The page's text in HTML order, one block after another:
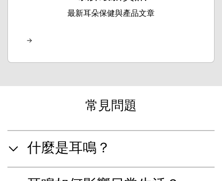
最新耳朵保健與產品文章
常見問題
什麼是耳鳴？